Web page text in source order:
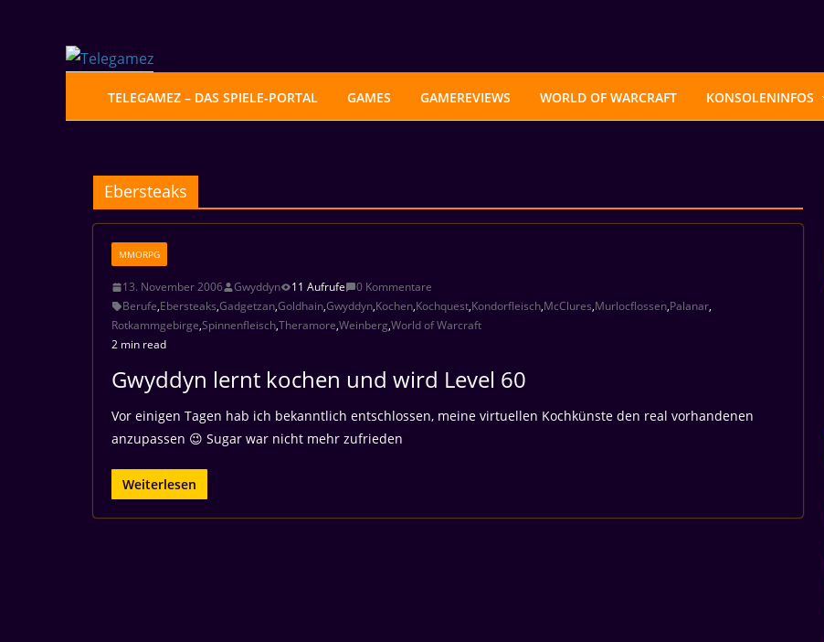
Inhalt
springen
TELEGAMEZ – DAS SPIELE-PORTAL GAMES GAMEREVIEWS WORLD OF WARCRAFT KONSOLENINFOS
Ebersteaks
MMORPG
13. November 2006 Gwyddyn 11 Aufrufe
0 Kommentare
Berufe,Ebersteaks,Gadgetzan,Goldhain,Gwyddyn,Kochen,Kochquest,Kondorfleisch,McClures,Murlocflossen,Palanar,
Rotkammgebirge,Spinnenfleisch,Theramore,Weinberg,World of Warcraft
2 min read
Gwyddyn lernt kochen und wird Level 60
Vor einigen Tagen hab ich bekanntlich entschlossen, meine virtuellen Kochkünste den real vorhandenen
anzupassen 😉 Sugar war nicht mehr zufrieden
Weiterlesen